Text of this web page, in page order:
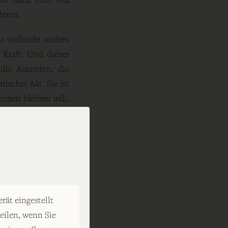
eingestellt
wenn Sie
vielleicht anders
Und dieser
Ausreden, die
Akt. Sie ist
bleiben will.
Jeder neue
nicht merkt, wie
ist. Aber das ist